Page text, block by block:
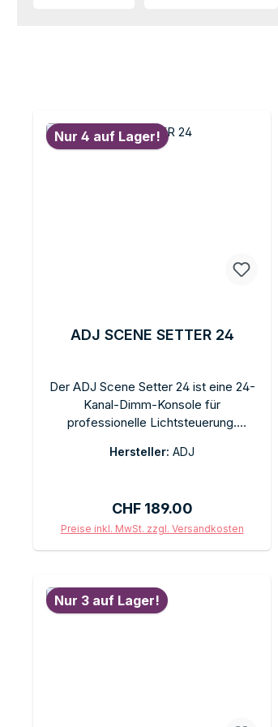
Nur 4 auf Lager!
ADJ SCENE SETTER 24
Der ADJ Scene Setter 24 ist eine 24-
Kanal-Dimm-Konsole für
professionelle Lichtsteuerung.
Szenenspeicherung, Chase-Funktion.
Steuerung für bis zu 24 Dimmerkanäle
benötigen. Rack-montierbar.
Hersteller: ADJ
Regulärer Preis:
CHF 189.00
Preise inkl. MwSt. zzgl. Versandkosten
Nur 3 auf Lager!